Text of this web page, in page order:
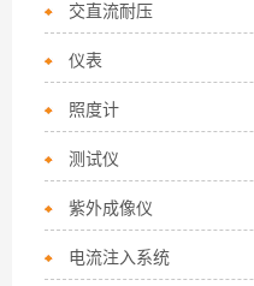
交直流耐压
仪表
照度计
测试仪
紫外成像仪
电流注入系统